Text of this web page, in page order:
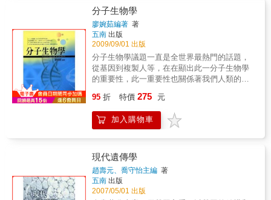
可以只喝母奶，長大後卻要攝取別的食物？為
什麼嬰兒遇寒不會發抖？又是什麼東西掌控人
的感官？生物的奧妙絕對不只有一百個為什
麼，其幕後黑手──基因，到底是如何運作，著
實令人好奇。神秘的DNA全長可延伸至1.8公
尺，卻被收納在直徑僅10微米大的細胞核裡，
而生物體的一切都是源自這串核?酸化合物上的
基因。你能想像嗎？一串和我們身高幾乎等常
的核?酸化合物，居然存在於比米粒還小的空間
在是令人感到不可思議。在無以計數的基因當
中，本書特選出與我們日常生活有著密切關聯
的50種基因，解說它們如何操控人類的行為、
天。本書特色◎ 圖文並茂，附有完整清晰的染
色體圖片。◎ 從日常生活細節當中切入，認識
體內奇妙的基因。
分子生物學
廖婉茹編著 著
五南 出版
2009/09/01 出版
分子生物學議題一直是全世界最熱門的話題，
從基因到複製人等，在在顯出此一分子生物學
的重要性，此一重要性也關係著我們人類的生
推展與各式各樣序列調查及臍帶血等。 & 本書
將艱深之分子生物學以深入淺出的方式加以表
達，藉由在大環境中對地球科學及對科技、社
研究與剖析各種分子生物學現象。藉由本書可
瞭解分子生物學上的小常識與豐富的新分子生
物學高科技知識。不僅可作為大專院校通識教
育課程之教科書，亦可做為一般民眾想要瞭解
95 折 特價 275 元
加入購物車
現代遺傳學
趙壽元、喬守怡主編 著
五南 出版
2007/05/01 出版